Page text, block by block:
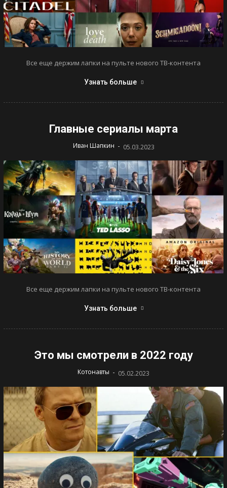
Все еще держим лапки на пульте нового ТВ-контента
Узнать больше
Главные сериалы марта
Иван Шапкин - 05.03.2023
Все еще держим лапки на пульте нового ТВ-контента
Узнать больше
Это мы смотрели в 2022 году
Котонавты - 05.02.2023